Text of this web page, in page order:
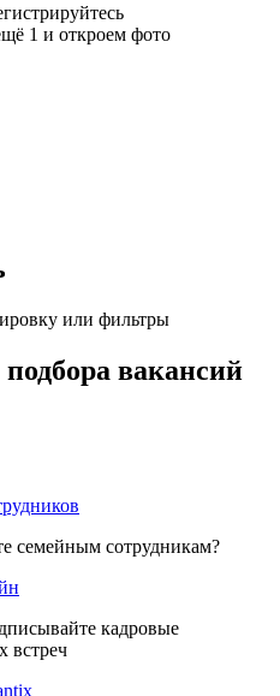
1 и откроем фото
или фильтры
вакансий
семейным сотрудникам?
кадровые
встреч